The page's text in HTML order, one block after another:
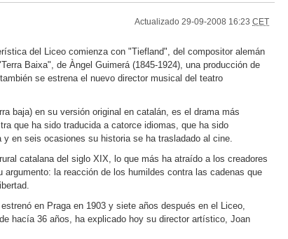
Actualizado 29-09-2008 16:23 CET
del Liceo comienza con "Tiefland", del compositor alemán
Baixa", de Àngel Guimerá (1845-1924), una producción de
se estrena el nuevo director musical del teatro
baja) en su versión original en catalán, es el drama más
que ha sido traducida a catorce idiomas, que ha sido
y en seis ocasiones su historia se ha trasladado al cine.
catalana del siglo XIX, lo que más ha atraído a los creadores
argumento: la reacción de los humildes contra las cadenas que
en Praga en 1903 y siete años después en el Liceo,
hacía 36 años, ha explicado hoy su director artístico, Joan